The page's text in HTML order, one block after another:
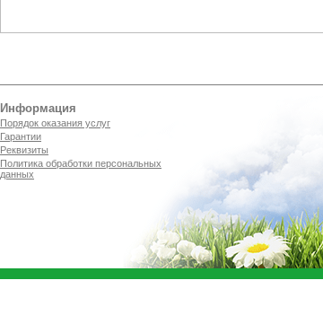
Информация
Порядок оказания услуг
Гарантии
Реквизиты
Политика обработки персональных
данных